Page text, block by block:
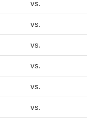
vs.
vs.
vs.
vs.
vs.
vs.